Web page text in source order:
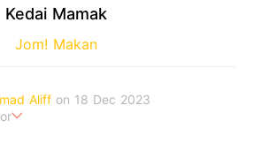
Kedai Mamak
Jom! Makan
Aliff on 18 Dec 2023